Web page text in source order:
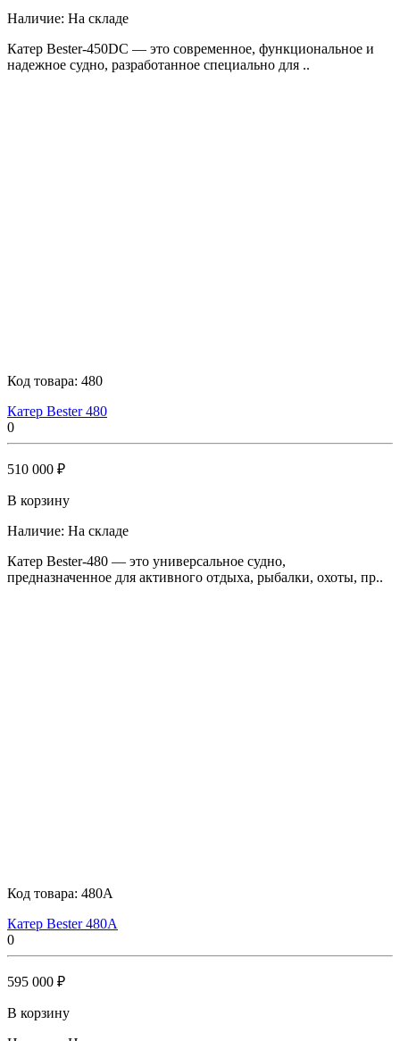
Наличие: На складе
Катер Bester-450DC — это современное, функциональное и
надежное судно, разработанное специально для ..
Код товара: 480
Катер Bester 480
0
510 000 ₽
В корзину
Наличие: На складе
Катер Bester-480 — это универсальное судно,
предназначенное для активного отдыха, рыбалки, охоты, пр..
Код товара: 480A
Катер Bester 480A
0
595 000 ₽
В корзину